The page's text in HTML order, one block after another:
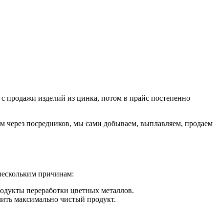
продажи изделий из цинка, потом в прайс постепенно
через посредников, мы сами добываем, выплавляем, продаем
причинам:
переработки цветных металлов.
максимально чистый продукт.